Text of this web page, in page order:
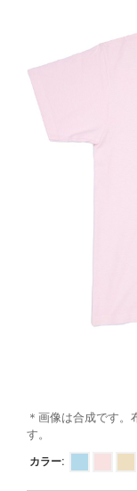
＊画像は合成です。
す。
カラー: